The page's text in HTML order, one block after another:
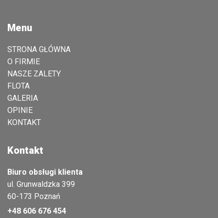
Menu
STRONA GŁÓWNA
O FIRMIE
NASZE ZALETY
FLOTA
GALERIA
OPINIE
KONTAKT
Kontakt
Biuro obsługi klienta
ul. Grunwaldzka 399
60-173 Poznań
+48 606 676 454